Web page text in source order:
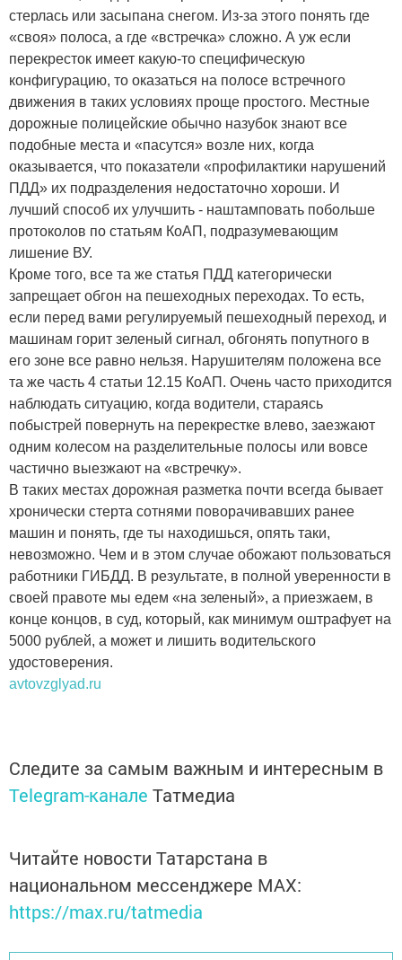
стерлась или засыпана снегом. Из-за этого понять где
«своя» полоса, а где «встречка» сложно. А уж если
перекресток имеет какую-то специфическую
конфигурацию, то оказаться на полосе встречного
движения в таких условиях проще простого. Местные
дорожные полицейские обычно назубок знают все
подобные места и «пасутся» возле них, когда
оказывается, что показатели «профилактики нарушений
ПДД» их подразделения недостаточно хороши. И
лучший способ их улучшить - наштамповать побольше
протоколов по статьям КоАП, подразумевающим
лишение ВУ.
Кроме того, все та же статья ПДД категорически
запрещает обгон на пешеходных переходах. То есть,
если перед вами регулируемый пешеходный переход, и
машинам горит зеленый сигнал, обгонять попутного в
его зоне все равно нельзя. Нарушителям положена все
та же часть 4 статьи 12.15 КоАП. Очень часто приходится
наблюдать ситуацию, когда водители, стараясь
побыстрей повернуть на перекрестке влево, заезжают
одним колесом на разделительные полосы или вовсе
частично выезжают на «встречку».
В таких местах дорожная разметка почти всегда бывает
хронически стерта сотнями поворачивавших ранее
машин и понять, где ты находишься, опять таки,
невозможно. Чем и в этом случае обожают пользоваться
работники ГИБДД. В результате, в полной уверенности в
своей правоте мы едем «на зеленый», а приезжаем, в
конце концов, в суд, который, как минимум оштрафует на
5000 рублей, а может и лишить водительского
удостоверения.
avtovzglyad.ru
Следите за самым важным и интересным в
Telegram-канале Татмедиа
Читайте новости Татарстана в
национальном мессенджере MАХ:
https://max.ru/tatmedia